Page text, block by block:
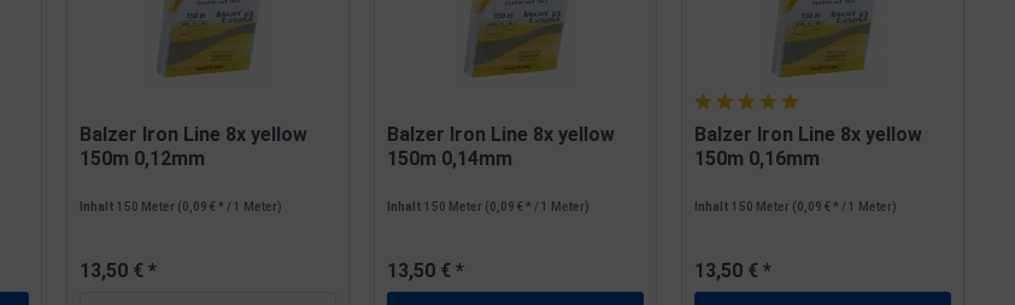
Balzer Iron Line 8x yellow
150m 0,12mm
Inhalt150 Meter (0,09 € * / 1 Meter)
13,50 € *
Balzer Iron Line 8x yellow
150m 0,14mm
Inhalt150 Meter (0,09 € * / 1 Meter)
13,50 € *
Balzer Iron Line 8x yellow
150m 0,16mm
Inhalt150 Meter (0,09 € * / 1 Meter)
13,50 € *